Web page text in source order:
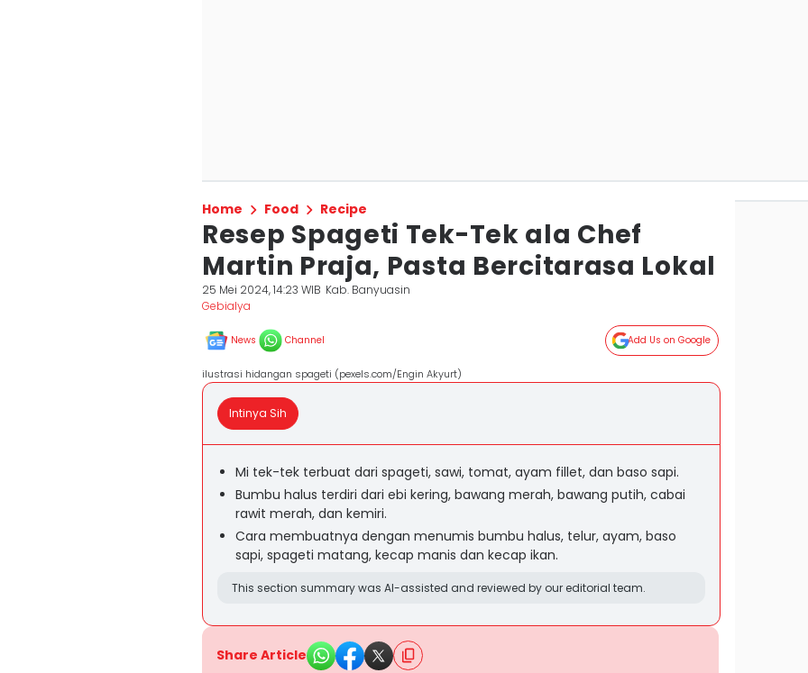
Home Food Recipe
Resep Spageti Tek-Tek ala Chef
Martin Praja, Pasta Bercitarasa Lokal
25 Mei 2024, 14:23 WIB Kab. Banyuasin
Gebialya
News Channel Add Us on Google
ilustrasi hidangan spageti (pexels.com/Engin Akyurt)
Intinya Sih
Mi tek-tek terbuat dari spageti, sawi, tomat, ayam fillet, dan baso sapi.
Bumbu halus terdiri dari ebi kering, bawang merah, bawang putih, cabai
rawit merah, dan kemiri.
Cara membuatnya dengan menumis bumbu halus, telur, ayam, baso
sapi, spageti matang, kecap manis dan kecap ikan.
This section summary was AI-assisted and reviewed by our editorial team.
Share Article